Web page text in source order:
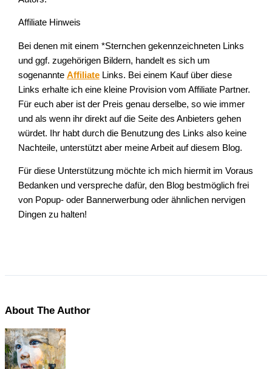
Affiliate Hinweis
Bei denen mit einem *Sternchen gekennzeichneten Links
und ggf. zugehörigen Bildern, handelt es sich um
sogenannte AffiliateLinks. Bei einem Kauf über diese
Links erhalte ich eine kleine Provision vom Affiliate Partner.
Für euch aber ist der Preis genau derselbe, so wie immer
und als wenn ihr direkt auf die Seite des Anbieters gehen
würdet. Ihr habt durch die Benutzung des Links also keine
Nachteile, unterstützt aber meine Arbeit auf diesem Blog.
Für diese Unterstützung möchte ich mich hiermit im Voraus
Bedanken und verspreche dafür, den Blog bestmöglich frei
von Popup- oder Bannerwerbung oder ähnlichen nervigen
Dingen zu halten!
About The Author